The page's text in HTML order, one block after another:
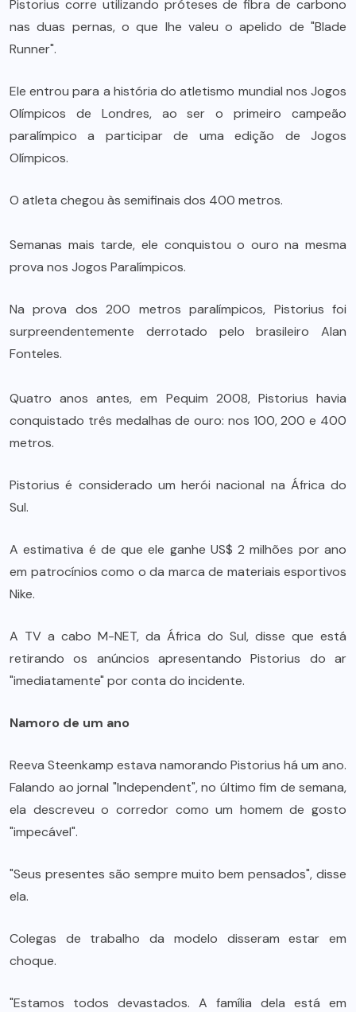
Pistorius corre utilizando próteses de fibra de carbono
nas duas pernas, o que lhe valeu o apelido de "Blade
Runner".
Ele entrou para a história do atletismo mundial nos Jogos
Olímpicos de Londres, ao ser o primeiro campeão
paralímpico a participar de uma edição de Jogos
Olímpicos.
O atleta chegou às semifinais dos 400 metros.
Semanas mais tarde, ele conquistou o ouro na mesma
prova nos Jogos Paralímpicos.
Na prova dos 200 metros paralímpicos, Pistorius foi
surpreendentemente derrotado pelo brasileiro Alan
Fonteles.
Quatro anos antes, em Pequim 2008, Pistorius havia
conquistado três medalhas de ouro: nos 100, 200 e 400
metros.
Pistorius é considerado um herói nacional na África do
Sul.
A estimativa é de que ele ganhe US$ 2 milhões por ano
em patrocínios como o da marca de materiais esportivos
Nike.
A TV a cabo M-NET, da África do Sul, disse que está
retirando os anúncios apresentando Pistorius do ar
"imediatamente" por conta do incidente.
Namoro de um ano
Reeva Steenkamp estava namorando Pistorius há um ano.
Falando ao jornal "Independent", no último fim de semana,
ela descreveu o corredor como um homem de gosto
"impecável".
"Seus presentes são sempre muito bem pensados", disse
ela.
Colegas de trabalho da modelo disseram estar em
choque.
"Estamos todos devastados. A família dela está em